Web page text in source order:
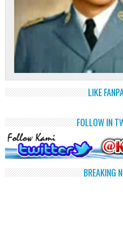
LIKE
FOLLOW IN
BREAKING